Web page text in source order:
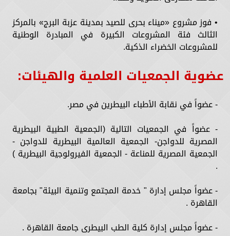
• فوز مشروع «ميناء بحرى للصيد بمدينة عزبة البرج» بالمركز
الثالث فئة المشروعات الكبيرة في المبادرة الوطنية
للمشروعات الخضراء الذكية.
عضوية الجمعيات العلمية والهيئات:
- عضواً في نقابة الأطباء البيطرين في مصر.
- عضواً في الجمعيات التالية (الجمعية الطبية البيطرية
المصرية للدواجن- الجمعية العالمية البيطرية للدواجن -
الجمعية المصرية للمناعة - الجمعية الفيرولوجية البيطرية )
.
- عضواً مجلس إدارة " خدمة المجتمع وتنمية البيئة" بجامعة
القاهرة .
- عضواً مجلس إدارة كلية الطب البيطرى جامعة القاهرة .